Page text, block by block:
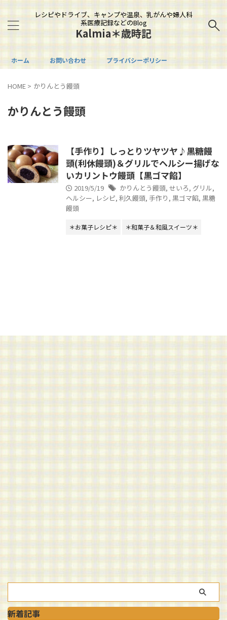
レシピやドライブ、キャンプや温泉、乳がんや婦人科
系医療記録などのBlog
Kalmia＊歳時記
ホーム お問い合わせ プライバシーポリシー
HOME > かりんとう饅頭
かりんとう饅頭
【手作り】しっとりツヤツヤ♪黒糖饅
頭(利休饅頭)＆グリルでヘルシー揚げな
いカリントウ饅頭【黒ゴマ餡】
2019/5/19 かりんとう饅頭, せいろ, グリル,
ヘルシー, レシピ, 利久饅頭, 手作り , 黒ゴマ餡, 黒糖
饅頭
＊お菓子レシピ＊ ＊和菓子＆和風スイーツ＊
新着記事